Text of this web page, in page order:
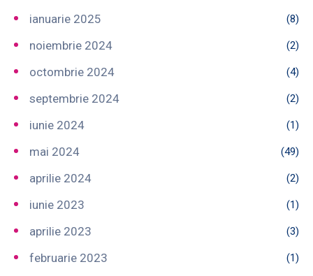
ianuarie 2025 (8)
noiembrie 2024 (2)
octombrie 2024 (4)
septembrie 2024 (2)
iunie 2024 (1)
mai 2024 (49)
aprilie 2024 (2)
iunie 2023 (1)
aprilie 2023 (3)
februarie 2023 (1)